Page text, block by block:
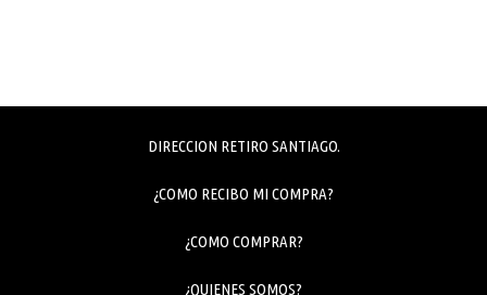
DIRECCION RETIRO SANTIAGO.
¿COMO RECIBO MI COMPRA?
¿COMO COMPRAR?
¿QUIENES SOMOS?